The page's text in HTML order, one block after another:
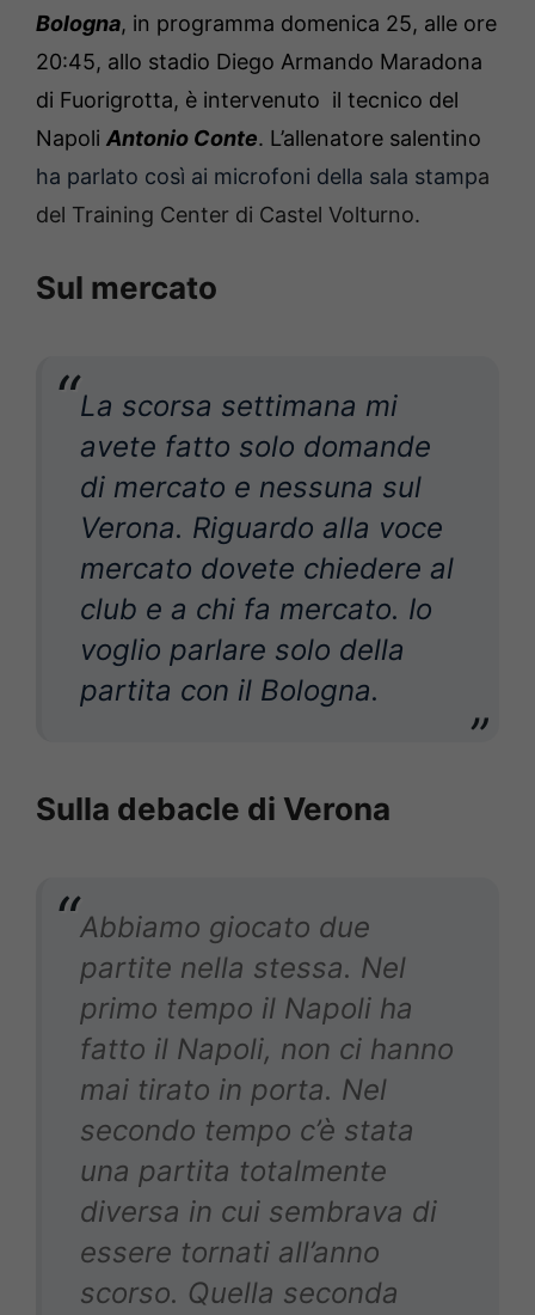
Bologna, in programma domenica 25, alle ore
20:45, allo stadio Diego Armando Maradona
di Fuorigrotta, è intervenuto il tecnico del
Napoli Antonio Conte. L’allenatore salentino
ha parlato così ai microfoni della sala stampa
del Training Center di Castel Volturno.
Sul mercato
La scorsa settimana mi
avete fatto solo domande
di mercato e nessuna sul
Verona. Riguardo alla voce
mercato dovete chiedere al
club e a chi fa mercato. Io
voglio parlare solo della
partita con il Bologna.
Sulla debacle di Verona
Abbiamo giocato due
partite nella stessa. Nel
primo tempo il Napoli ha
fatto il Napoli, non ci hanno
mai tirato in porta. Nel
secondo tempo c’è stata
una partita totalmente
diversa in cui sembrava di
essere tornati all’anno
scorso. Quella seconda